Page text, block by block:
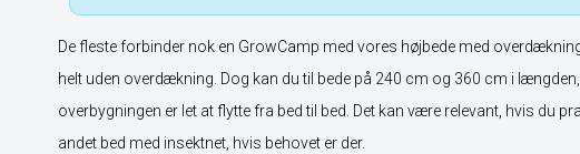
De fleste forbinder nok en GrowCamp med vores højbede med
helt uden overdækning. Dog kan du til bede på 240 cm og 360 cm i
overbygningen er let at flytte fra bed til bed. Det kan være relevant, hvis
andet bed med insektnet, hvis behovet er der.